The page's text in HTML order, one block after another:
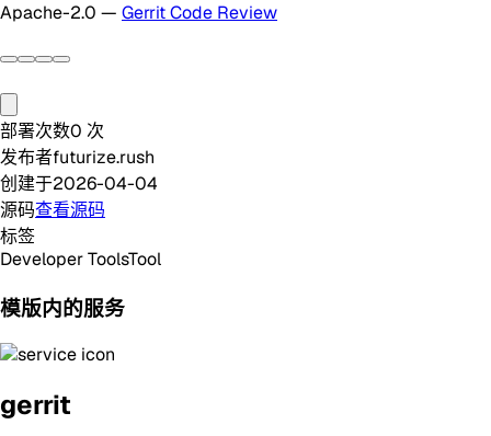
Apache-2.0 — Gerrit Code Review
部署次数0 次
发布者futurize.rush
创建于2026-04-04
源码查看源码
标签
Developer ToolsTool
模版内的服务
gerrit